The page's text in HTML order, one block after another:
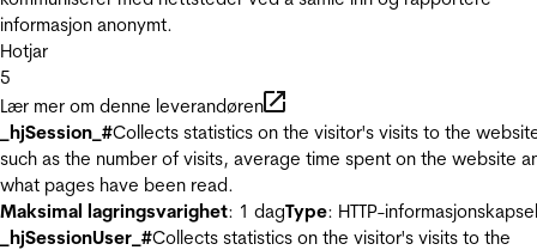
informasjon anonymt.
Hotjar
5
Lær mer om denne leverandøren
_hjSession_#Collects statistics on the visitor's visits to the
such as the number of visits, average time spent on the website
what pages have been read.
Maksimal lagringsvarighet: 1 dagType: HTTP-informasjonskapsel
_hjSessionUser_#Collects statistics on the visitor's visits to the